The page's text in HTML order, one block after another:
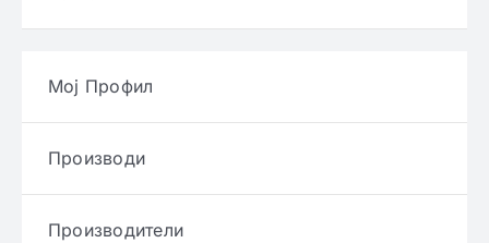
Мој Профил
Производи
Производители